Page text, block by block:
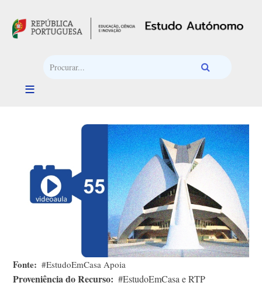
Fonte #EstudoEmCasa Apoia
Proveniência do Recurso #EstudoEmCasa e RTP